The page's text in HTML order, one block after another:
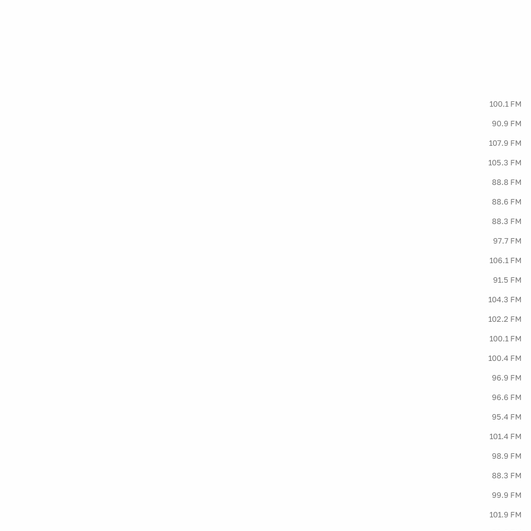
100.1 FM
90.9 FM
107.9 FM
105.3 FM
88.8 FM
88.6 FM
88.3 FM
97.7 FM
106.1 FM
91.5 FM
104.3 FM
102.2 FM
100.1 FM
100.4 FM
96.9 FM
96.6 FM
95.4 FM
101.4 FM
98.9 FM
88.3 FM
99.9 FM
101.9 FM